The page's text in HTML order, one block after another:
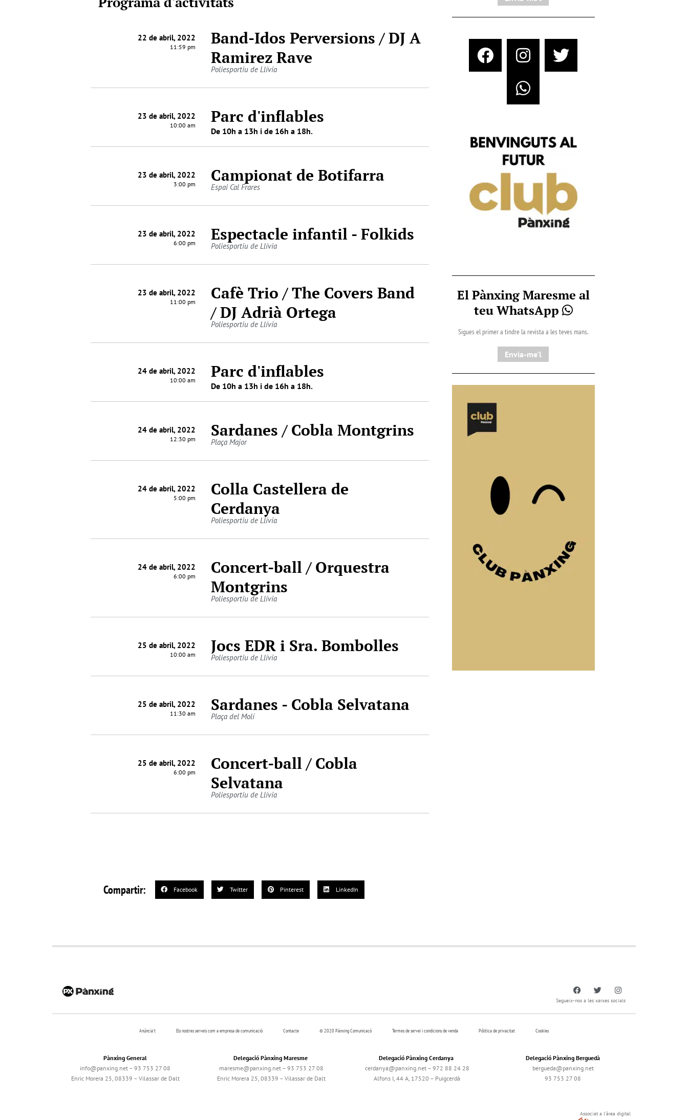
22 de abril, 2022
11:59 pm
Band-Idos Perversions / DJ A
Ramirez Rave
Poliesportiu de Llívia
23 de abril, 2022
10:00 am Parc d'inflables
De 10h a 13h i de 16h a 18h.
23 de abril, 2022
3:00 pm Campionat de Botifarra
Espai Cal Frares
23 de abril, 2022
6:00 pm Espectacle infantil - Folkids
Poliesportiu de Llívia
23 de abril, 2022
11:00 pm
Cafè Trio / The Covers Band
/ DJ Adrià Ortega
Poliesportiu de Llívia
24 de abril, 2022
10:00 am Parc d'inflables
De 10h a 13h i de 16h a 18h.
24 de abril, 2022
12:30 pm Sardanes / Cobla Montgrins
Plaça Major
24 de abril, 2022
5:00 pm
Colla Castellera de
Cerdanya
Poliesportiu de Llívia
24 de abril, 2022
6:00 pm
Concert-ball / Orquestra
Montgrins
Poliesportiu de Llívia
25 de abril, 2022
10:00 am Jocs EDR i Sra. Bombolles
Poliesportiu de Llívia
25 de abril, 2022
11:30 am Sardanes - Cobla Selvatana
Plaça del Molí
25 de abril, 2022
6:00 pm
Concert-ball / Cobla
Selvatana
Poliesportiu de Llívia
Compartir: Facebook Twitter Pinterest LinkedIn
El Pànxing Maresme al
teu WhatsApp
Sigues el primer a tindre la revista a les teves mans.
Envia-me'l
Segueix-nos a les xarxes socials
Anúncia’t Els nostres serveis com a empresa de comunicació Contacte © 2020 Pànxing Comunicacó Termes de servei i condicions de venda Pólitica de privacitat Cookies
Pànxing General
info@panxing.net – 93 753 27 08
Enric Morera 25, 08339 – Vilassar de Dalt
Delegació Pànxing Maresme
maresme@panxing.net – 93 753 27 08
Enric Morera 25, 08339 – Vilassar de Dalt
Delegació Pànxing Cerdanya
cerdanya@panxing.net – 972 88 24 28
Alfons I, 44 A, 17520 – Puigcerdà
Delegació Pànxing Berguedà
bergueda@panxing.net
93 753 27 08
Associat a l'àrea digital